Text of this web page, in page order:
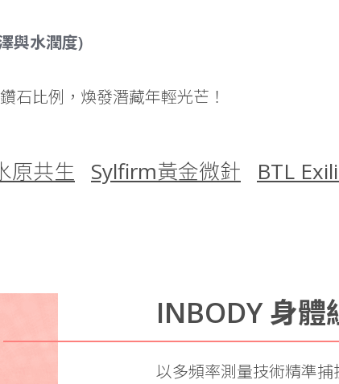
與水潤度)
石比例， 煥發潛藏年輕光芒！
原共生 Sylfirm黃金微針 BTL
INBODY 身體
以多頻率測量技術精準捕